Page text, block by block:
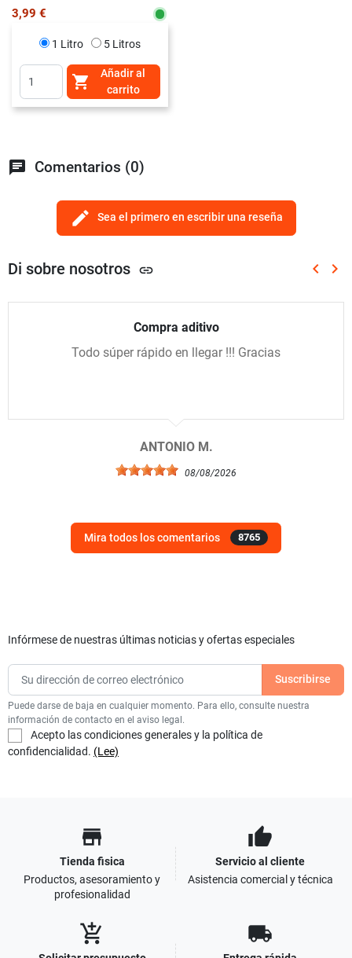
3,99 €
1 Litro 5 Litros

Añadir al
carrito
chat Comentarios (0)
edit Sea el primero en escribir una reseña
Di sobre nosotros link keyboard_arrow_left keyboard_arrow_right
Compra aditivo
Todo súper rápido en llegar !!! Gracias
ANTONIO M.
08/08/2026
Mira todos los comentarios 8765
Infórmese de nuestras últimas noticias y ofertas especiales
Puede darse de baja en cualquier momento. Para ello, consulte nuestra
información de contacto en el aviso legal.
Acepto las condiciones generales y la política de
confidencialidad. (Lee)
store
Tienda fisica
Productos, asesoramiento y
profesionalidad
thumb_up
Servicio al cliente
Asistencia comercial y técnica
add_shopping_cart local_shipping